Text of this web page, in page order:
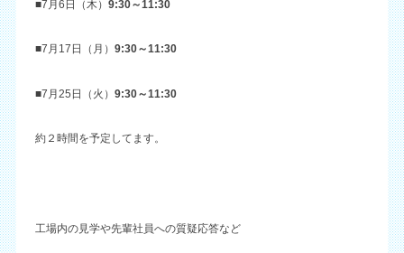
■7月6日（木） 9:30～11:30
■7月17日（月） 9:30～11:30
■7月25日（火） 9:30～11:30
約２時間を予定してます。
工場内の見学や先輩社員への質疑応答など